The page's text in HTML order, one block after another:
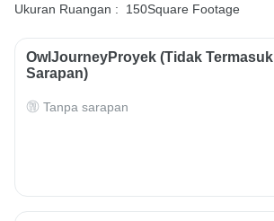
Ukuran Ruangan :
150Square Footage
OwlJourneyProyek (Tidak Termasuk
Sarapan)
Tanpa sarapan